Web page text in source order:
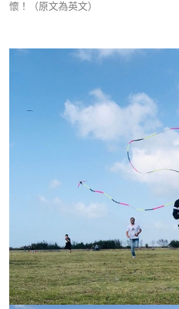
懷！（原文為英文）